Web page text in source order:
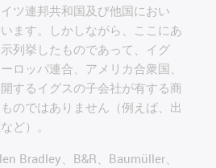
ツ連邦共和国及び他国におい
ます。しかしながら、ここにあ
列挙したものであって、イグ
ロッパ連合、アメリカ合衆国、
するイグスの子会社が有する商
のではありません（例えば、出
ど）。
Bradley、B&R、Baumüller、